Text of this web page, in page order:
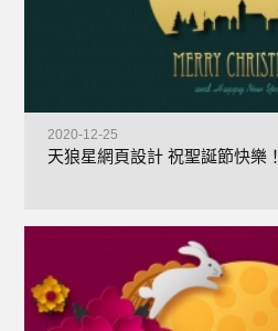
2020-12-25
天狼星網頁設計 祝聖誕節快樂！